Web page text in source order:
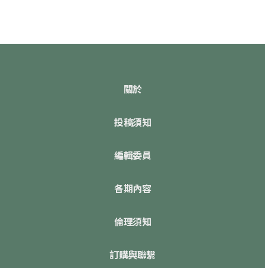
關於
投稿須知
編輯委員
各期內容
倫理須知
訂購與聯繫